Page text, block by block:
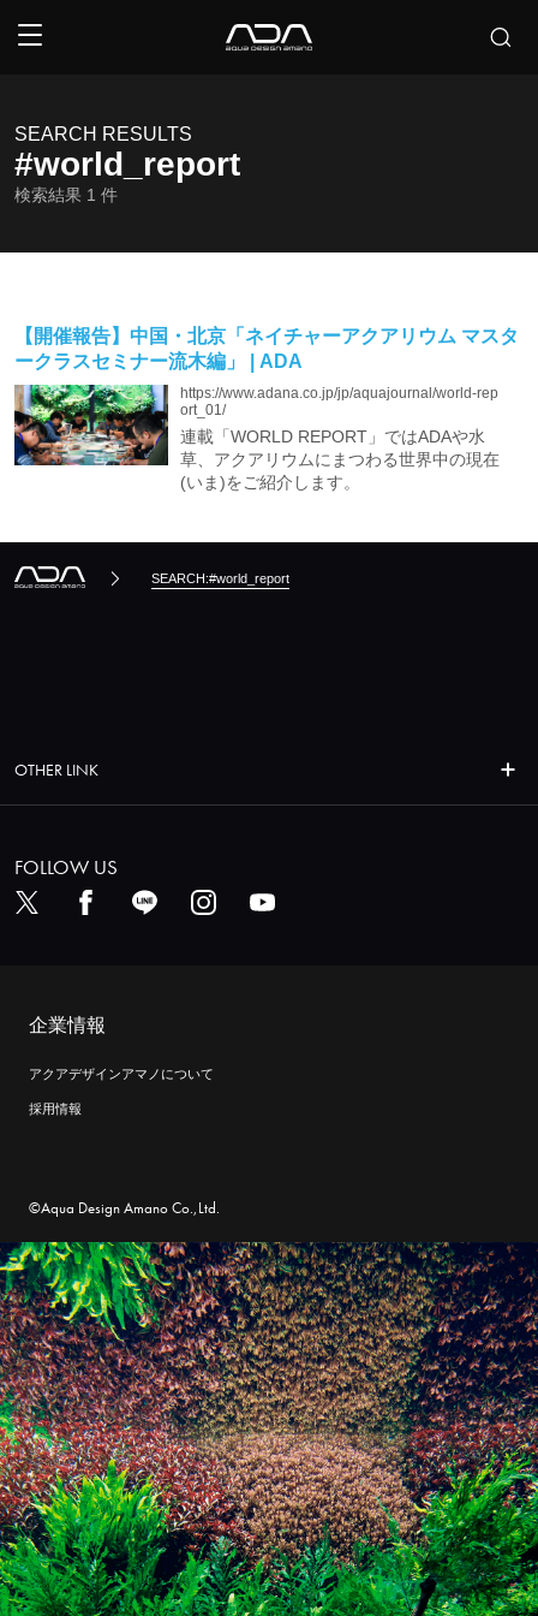
SEARCH RESULTS
#world_report
検索結果 1 件
【開催報告】中国・北京「ネイチャーアクアリウム マスタ
ークラスセミナー流木編」 | ADA
https://www.adana.co.jp/jp/aquajournal/world-rep
ort_01/
連載「WORLD REPORT」ではADAや水
草、アクアリウムにまつわる世界中の現在
(いま)をご紹介します。
SEARCH:#world_report
OTHER LINK
FOLLOW US
企業情報
アクアデザインアマノについて
採用情報
©Aqua Design Amano Co.,Ltd.